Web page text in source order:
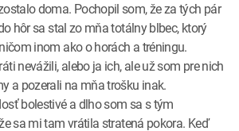
doma. Pochopil som, že za tých pár
hôr sa stal zo mňa ­totálny blbec, ktorý
inom ako o ­horách a tréningu.
­nevážili, alebo ja ich, ale už som pre nich
a pozerali na mňa trošku inak.
bolestivé a dlho som sa s tým
sa mi tam vrátila stratená pokora. Keď